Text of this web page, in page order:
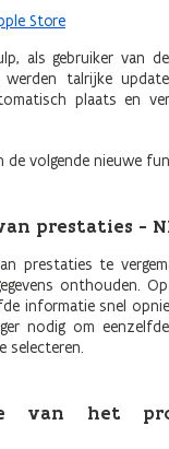
als gebruiker van
talrijke
plaats en
de volgende nieuwe
prestaties -
prestaties te
onthouden.
informatie snel
nodig om
selecteren.
van het